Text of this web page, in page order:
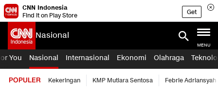
CNN Indonesia
Find it on Play Store
Get
Nasional
MENU
You Nasional Internasional Ekonomi Olahraga
POPULER Kekeringan KMP Mutiara Sentosa Febrie Adriansyah